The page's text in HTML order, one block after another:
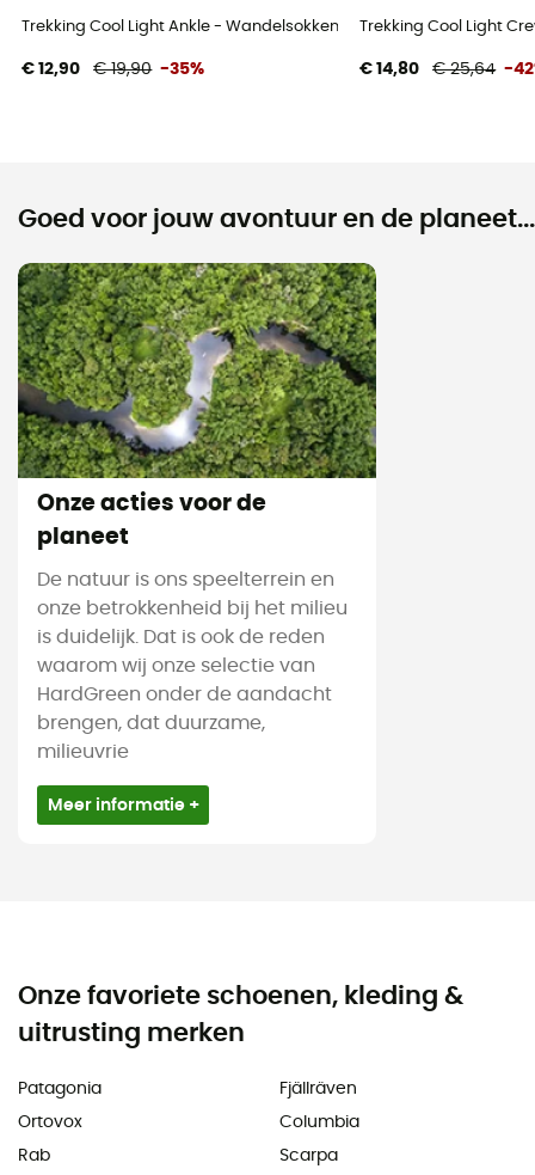
Trekking Cool Light Ankle - Wandelsokken
€ 12,90 € 19,90 -35%
Trekking Cool Light
€ 14,80 € 25,64 -
Goed voor jouw avontuur en de planeet...
Onze acties voor de
planeet
De natuur is ons speelterrein en
onze betrokkenheid bij het milieu
is duidelijk. Dat is ook de reden
waarom wij onze selectie van
HardGreen onder de aandacht
brengen, dat duurzame,
milieuvrie
Meer informatie +
Onze favoriete schoenen, kleding &
uitrusting merken
Patagonia
Ortovox
Rab
Fjällräven
Columbia
Scarpa